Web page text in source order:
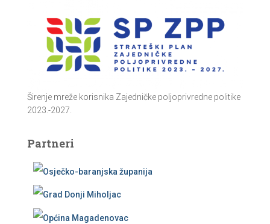
Širenje mreže korisnika Zajedničke poljoprivredne politike
2023.-2027.
Partneri